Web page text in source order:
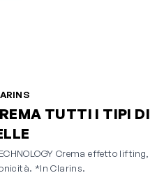
TUTTI I TIPI DI
Crema effetto lifting,
*In Clarins.